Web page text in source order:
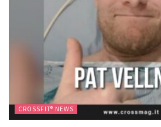
CROSSFIT® NEWS